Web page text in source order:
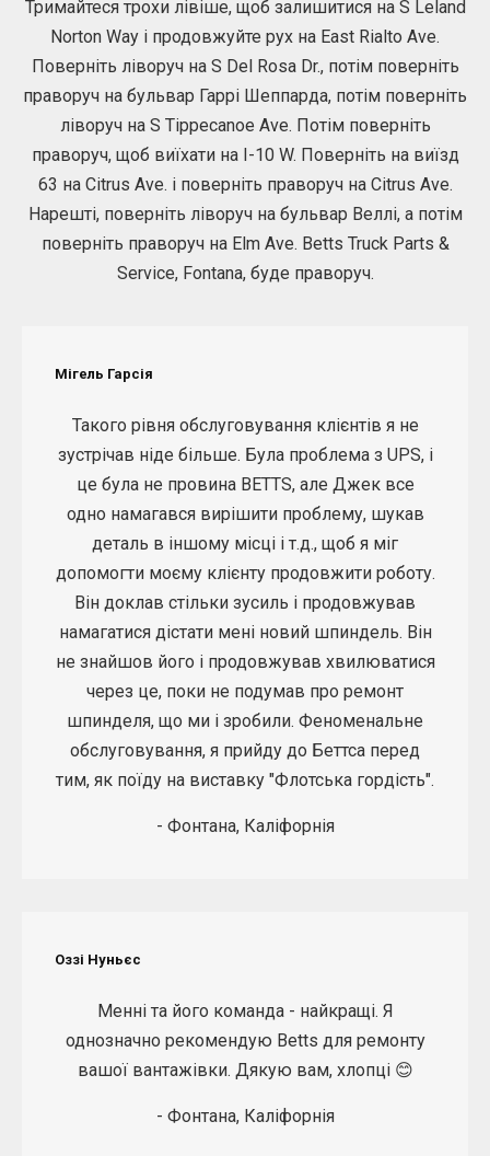
Тримайтеся трохи лівіше, щоб залишитися на S Leland
Norton Way і продовжуйте рух на East Rialto Ave.
Поверніть ліворуч на S Del Rosa Dr., потім поверніть
праворуч на бульвар Гаррі Шеппарда, потім поверніть
ліворуч на S Tippecanoe Ave. Потім поверніть
праворуч, щоб виїхати на I-10 W. Поверніть на виїзд
63 на Citrus Ave. і поверніть праворуч на Citrus Ave.
Нарешті, поверніть ліворуч на бульвар Веллі, а потім
поверніть праворуч на Elm Ave. Betts Truck Parts &
Service, Fontana, буде праворуч.
Мігель Гарсія
Такого рівня обслуговування клієнтів я не
зустрічав ніде більше. Була проблема з UPS, і
це була не провина BETTS, але Джек все
одно намагався вирішити проблему, шукав
деталь в іншому місці і т.д., щоб я міг
допомогти моєму клієнту продовжити роботу.
Він доклав стільки зусиль і продовжував
намагатися дістати мені новий шпиндель. Він
не знайшов його і продовжував хвилюватися
через це, поки не подумав про ремонт
шпинделя, що ми і зробили. Феноменальне
обслуговування, я прийду до Беттса перед
тим, як поїду на виставку "Флотська гордість".
- Фонтана, Каліфорнія
Оззі Нуньєс
Менні та його команда - найкращі. Я
однозначно рекомендую Betts для ремонту
вашої вантажівки. Дякую вам, хлопці 😊
- Фонтана, Каліфорнія